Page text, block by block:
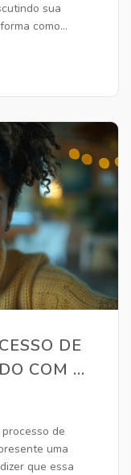
sua
como
tecnológica!
DE
COM O
de
uma
que essa